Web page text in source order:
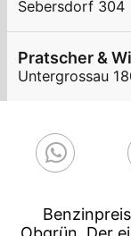
Sebersdorf 304
Pratscher &
Untergrossau